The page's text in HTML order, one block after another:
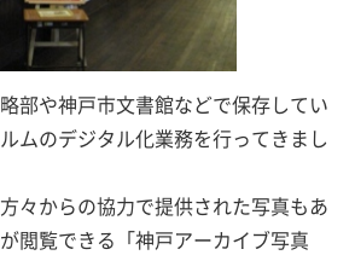
部や神戸市文書館などで保存してい
ムのデジタル化業務を行ってきまし
々からの協力で提供された写真もあ
閲覧できる「神戸アーカイブ写真